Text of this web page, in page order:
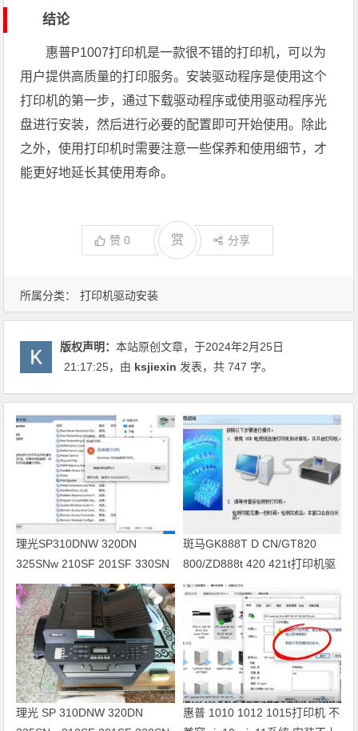
所属分类： 打印机驱动安装
结论
惠普P1007打印机是一款很不错的打印机，可以为
用户提供高质量的打印服务。安装驱动程序是使用这个
打印机的第一步，通过下载驱动程序或使用驱动程序光
盘进行安装，然后进行必要的配置即可开始使用。除此
之外，使用打印机时需要注意一些保养和使用细节，才
能更好地延长其使用寿命。
赞0 赏 分享
版权声明：本站原创文章，于2024年2月25日
21:17:25，由 ksjiexin 发表，共 747 字。
理光SP310DNW 320DN
325SNw 210SF 201SF 330SN
打印机驱动安装
斑马GK888T D CN/GT820
800/ZD888t 420 421t打印机驱
动软件安装
理光 SP 310DNW 320DN
惠普 1010 1012 1015打印机 不